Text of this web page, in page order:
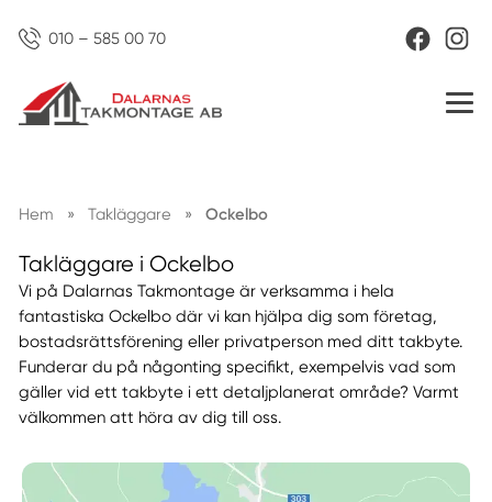
010 – 585 00 70
Hem » Takläggare » Ockelbo
Takläggare i Ockelbo
Vi på Dalarnas Takmontage är verksamma i hela
fantastiska Ockelbo där vi kan hjälpa dig som företag,
bostadsrättsförening eller privatperson med ditt takbyte.
Funderar du på någonting specifikt, exempelvis vad som
gäller vid ett takbyte i ett detaljplanerat område? Varmt
välkommen att höra av dig till oss.